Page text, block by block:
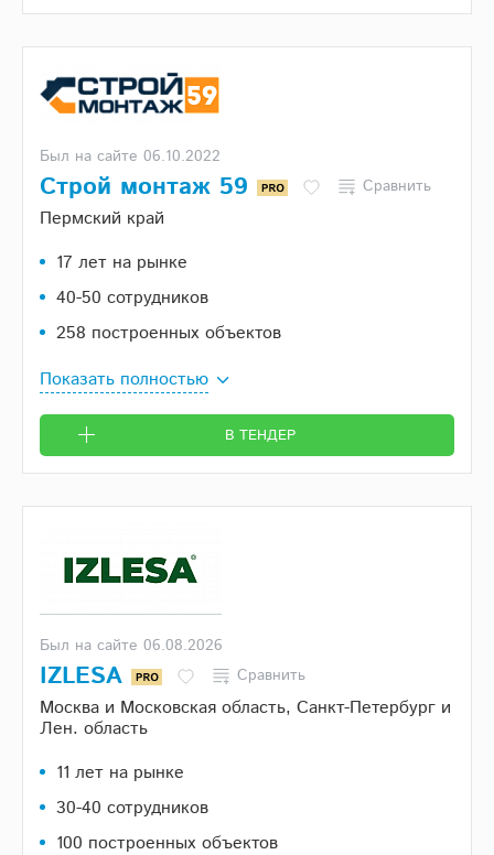
Был на сайте 06.10.2022
Строй монтаж 59 Сравнить
Пермский край
17 лет на рынке
40-50 сотрудников
258 построенных объектов
Показать полностью
В ТЕНДЕР
Был на сайте 06.08.2026
IZLESA Сравнить
Москва и Московская область, Санкт-Петербург и
Лен. область
11 лет на рынке
30-40 сотрудников
100 построенных объектов